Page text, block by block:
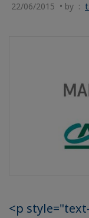
22/06/2015 • by :
<p